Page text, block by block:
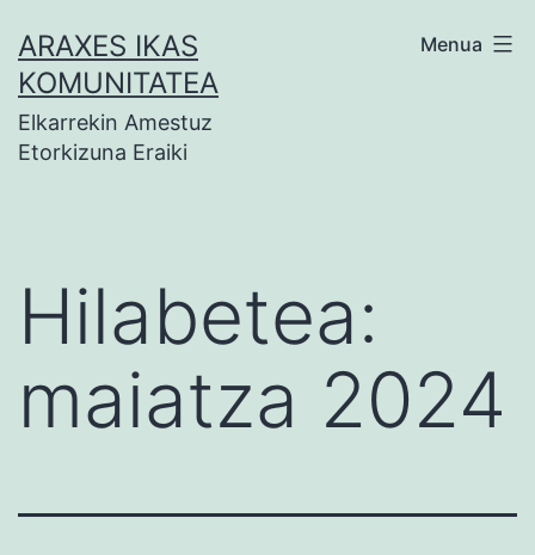
edukira
ARAXES IKAS
KOMUNITATEA
Elkarrekin Amestuz
Etorkizuna Eraiki
Menua
Hilabetea:
maiatza 2024